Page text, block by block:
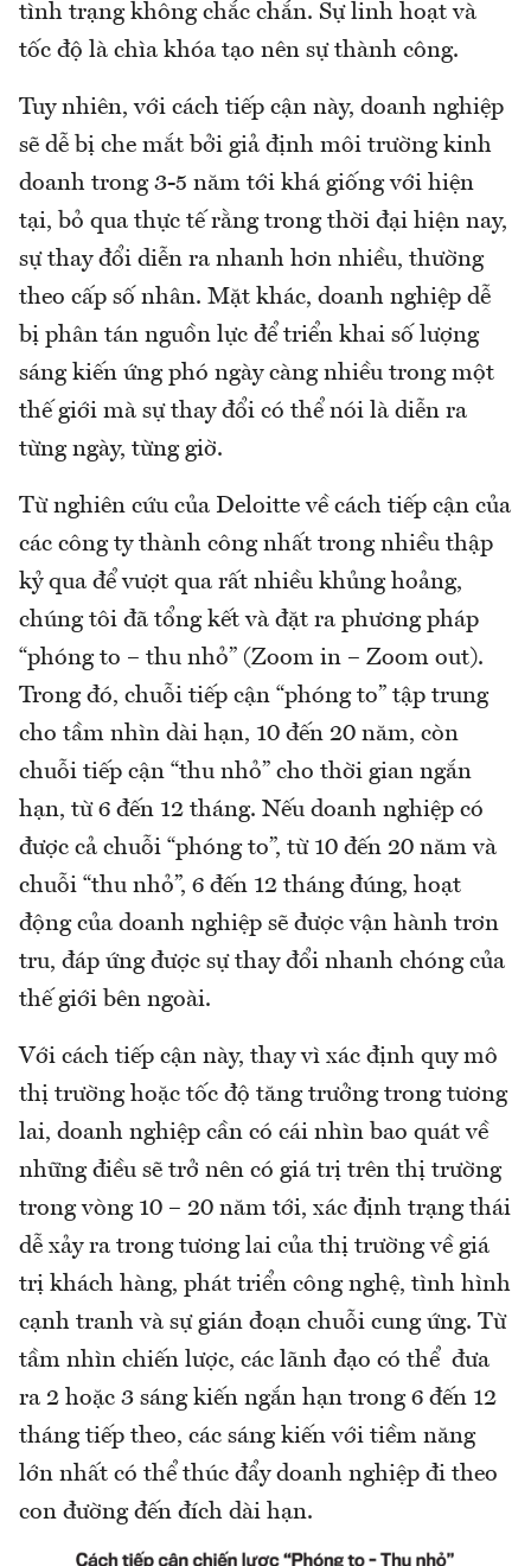
tình trạng không chắc chắn. Sự linh hoạt và
tốc độ là chìa khóa tạo nên sự thành công.
Tuy nhiên, với cách tiếp cận này, doanh nghiệp
sẽ dễ bị che mắt bởi giả định môi trường kinh
doanh trong 3-5 năm tới khá giống với hiện
tại, bỏ qua thực tế rằng trong thời đại hiện nay,
sự thay đổi diễn ra nhanh hơn nhiều, thường
theo cấp số nhân. Mặt khác, doanh nghiệp dễ
bị phân tán nguồn lực để triển khai số lượng
sáng kiến ứng phó ngày càng nhiều trong một
thế giới mà sự thay đổi có thể nói là diễn ra
từng ngày, từng giờ.
Từ nghiên cứu của Deloitte về cách tiếp cận của
các công ty thành công nhất trong nhiều thập
kỷ qua để vượt qua rất nhiều khủng hoảng,
chúng tôi đã tổng kết và đặt ra phương pháp
“phóng to – thu nhỏ” (Zoom in – Zoom out).
Trong đó, chuỗi tiếp cận “phóng to” tập trung
cho tầm nhìn dài hạn, 10 đến 20 năm, còn
chuỗi tiếp cận “thu nhỏ” cho thời gian ngắn
hạn, từ 6 đến 12 tháng. Nếu doanh nghiệp có
được cả chuỗi “phóng to”, từ 10 đến 20 năm và
chuỗi “thu nhỏ”, 6 đến 12 tháng đúng, hoạt
động của doanh nghiệp sẽ được vận hành trơn
tru, đáp ứng được sự thay đổi nhanh chóng của
thế giới bên ngoài.
Với cách tiếp cận này, thay vì xác định quy mô
thị trường hoặc tốc độ tăng trưởng trong tương
lai, doanh nghiệp cần có cái nhìn bao quát về
những điều sẽ trở nên có giá trị trên thị trường
trong vòng 10 – 20 năm tới, xác định trạng thái
dễ xảy ra trong tương lai của thị trường về giá
trị khách hàng, phát triển công nghệ, tình hình
cạnh tranh và sự gián đoạn chuỗi cung ứng. Từ
tầm nhìn chiến lược, các lãnh đạo có thể đưa
ra 2 hoặc 3 sáng kiến ngắn hạn trong 6 đến 12
tháng tiếp theo, các sáng kiến với tiềm năng
lớn nhất có thể thúc đẩy doanh nghiệp đi theo
con đường đến đích dài hạn.